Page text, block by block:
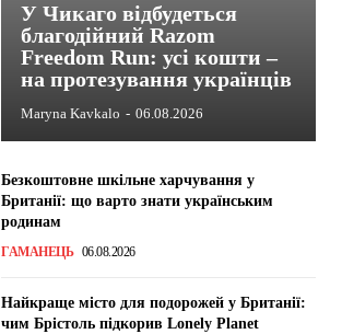
У Чикаго відбудеться
благодійний Razom
Freedom Run: усі кошти –
на протезування українців
Maryna Kavkalo - 06.08.2026
Безкоштовне шкільне харчування у
Британії: що варто знати українським
родинам
ГАМАНЕЦЬ 06.08.2026
Найкраще місто для подорожей у Британії:
чим Брістоль підкорив Lonely Planet